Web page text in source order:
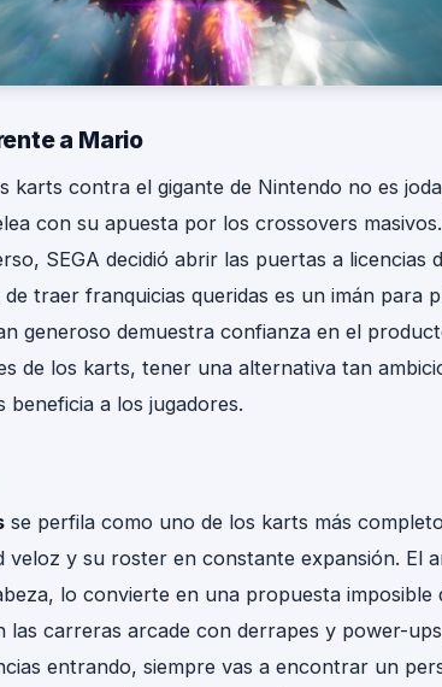
a Mario
karts contra el gigante de Nintendo no es
con su apuesta por los crossovers
SEGA decidió abrir las puertas a licencias
traer franquicias queridas es un imán para
generoso demuestra confianza en el
de los karts, tener una alternativa tan
beneficia a los jugadores.
se perfila como uno de los karts más
veloz y su roster en constante expansión. El
lo convierte en una propuesta imposible
las carreras arcade con derrapes y power-
entrando, siempre vas a encontrar un